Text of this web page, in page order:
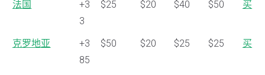
法国
+3
3
$25 $20 $40 $50 买
克罗地亚
+3
85
$50 $20 $25 $25 买